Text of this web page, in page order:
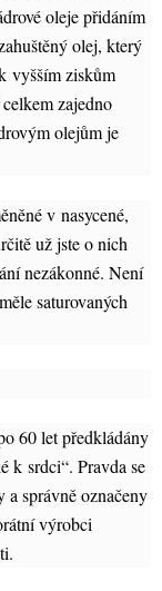
oleje přidáním
olej, který
vyšším ziskům
zajedno
olejům je
v nasycené,
už jste o nich
nezákonné. Není
saturovaných
60 let předkládány
k srdci“. Pravda se
správně označeny
výrobci